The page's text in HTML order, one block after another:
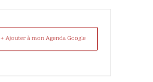
+ Ajouter à mon Agenda Google